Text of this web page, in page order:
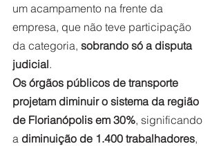
um acampamento na frente da
empresa, que não teve participação
da categoria, sobrando só a disputa
judicial.
Os órgãos públicos de transporte
projetam diminuir o sistema da região
de Florianópolis em 30%, significando
a diminuição de 1.400 trabalhadores,